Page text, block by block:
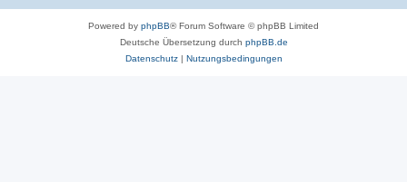
Powered by phpBB® Forum Software © phpBB Limited
Deutsche Übersetzung durch phpBB.de
Datenschutz| Nutzungsbedingungen